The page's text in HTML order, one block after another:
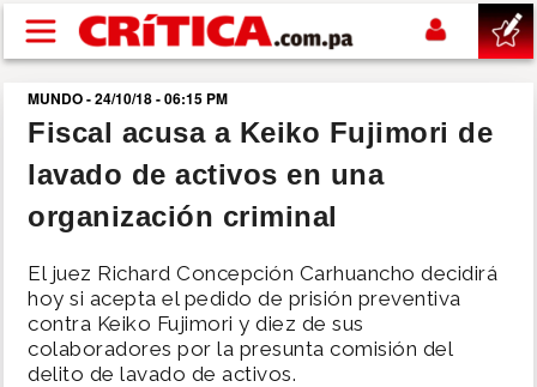
Pasar al contenido principal
buscar
SUCESOS
POLÍTICA
SHOW
MUNDO - 24/10/18 - 06:15 PM
Fiscal acusa a Keiko Fujimori de
lavado de activos en una
organización criminal
El juez Richard Concepción Carhuancho decidirá
hoy si acepta el pedido de prisión preventiva
contra Keiko Fujimori y diez de sus
colaboradores por la presunta comisión del
delito de lavado de activos.